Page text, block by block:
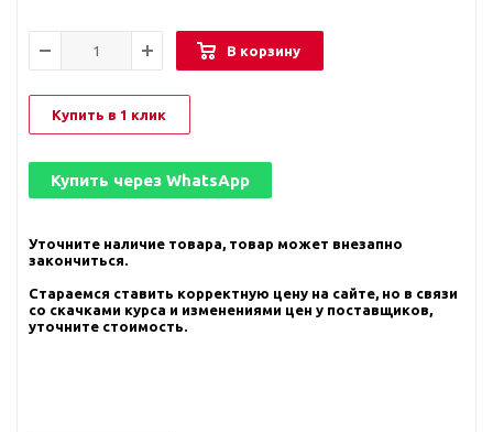
В корзину
Купить в 1 клик
Купить через WhatsApp
Уточните наличие товара, товар может внезапно
закончиться.
Стараемся ставить корректную цену на сайте, но в связи
со скачками курса и изменениями цен у поставщиков,
уточните стоимость.